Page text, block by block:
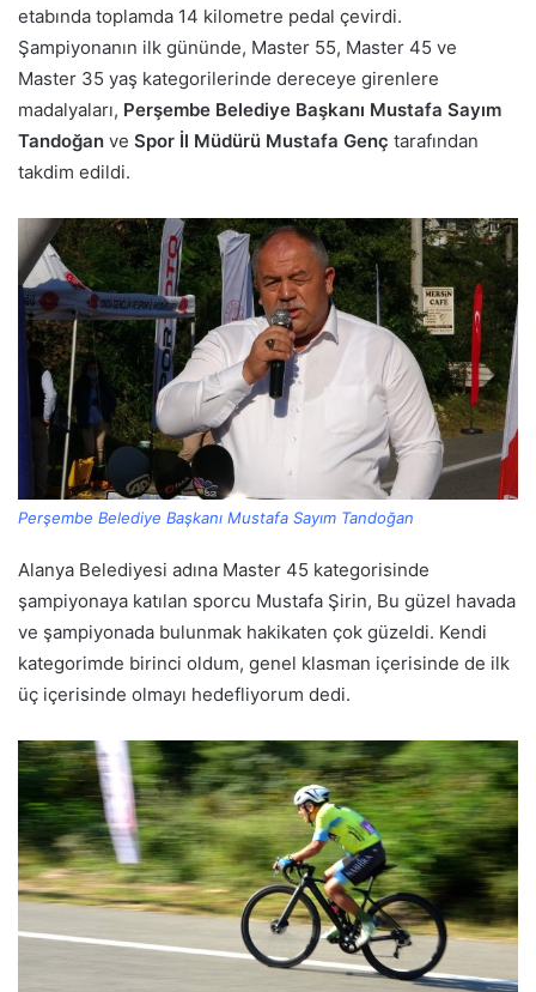
etabında toplamda 14 kilometre pedal çevirdi.
Şampiyonanın ilk gününde, Master 55, Master 45 ve
Master 35 yaş kategorilerinde dereceye girenlere
madalyaları, Perşembe Belediye Başkanı Mustafa Sayım
Tandoğan ve Spor İl Müdürü Mustafa Genç tarafından
takdim edildi.
Perşembe Belediye Başkanı Mustafa Sayım Tandoğan
Alanya Belediyesi adına Master 45 kategorisinde
şampiyonaya katılan sporcu Mustafa Şirin, Bu güzel havada
ve şampiyonada bulunmak hakikaten çok güzeldi. Kendi
kategorimde birinci oldum, genel klasman içerisinde de ilk
üç içerisinde olmayı hedefliyorum dedi.